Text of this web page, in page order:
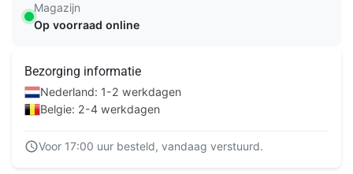
Magazijn
Op voorraad online
Bezorging informatie
Nederland: 1-2 werkdagen
Belgie: 2-4 werkdagen
Voor 17:00 uur besteld, vandaag verstuurd.